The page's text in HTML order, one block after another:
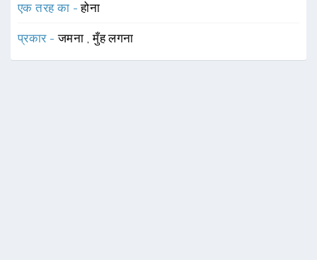
एक तरह का -होना
प्रकार -जमना ,मुँह लगना